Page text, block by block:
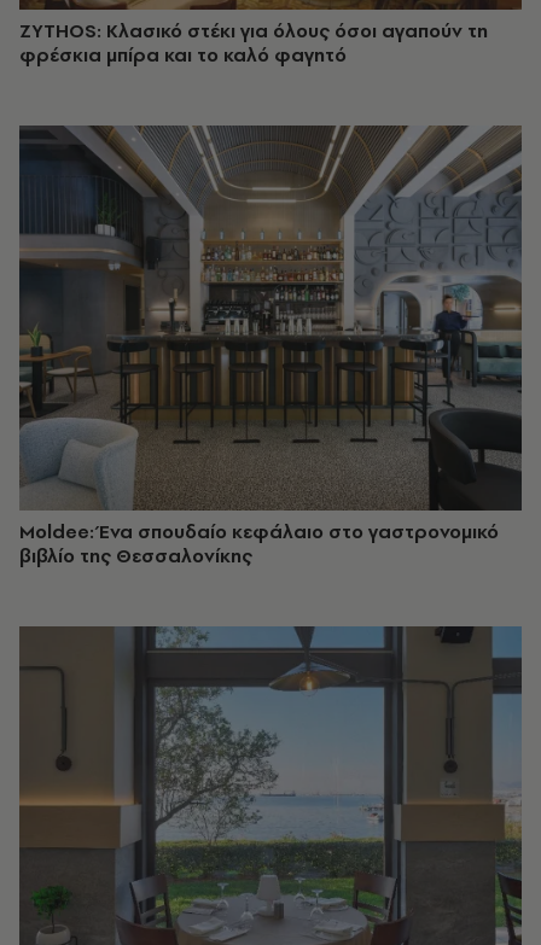
ZYTHOS: Κλασικό στέκι για όλους όσοι αγαπούν τη
φρέσκια μπίρα και το καλό φαγητό
Moldee: Ένα σπουδαίο κεφάλαιο στο γαστρονομικό
βιβλίο της Θεσσαλονίκης